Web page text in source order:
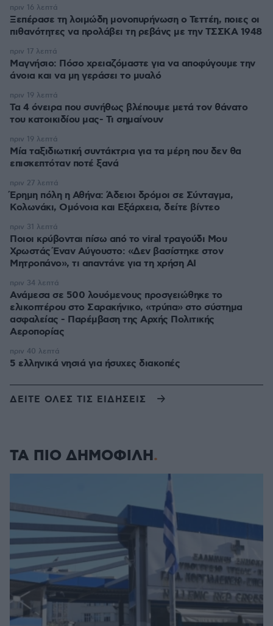
Ξεπέρασε τη λοιμώδη μονοπυρήνωση ο Τεττέη, ποιες οι
πιθανότητες να προλάβει τη ρεβάνς με την ΤΣΣΚΑ 1948
πριν 16 λεπτά
Μαγνήσιο: Πόσο χρειαζόμαστε για να αποφύγουμε την
άνοια και να μη γεράσει το μυαλό
πριν 17 λεπτά
Τα 4 όνειρα που συνήθως βλέπουμε μετά τον θάνατο
του κατοικιδίου μας- Τι σημαίνουν
πριν 19 λεπτά
Μία ταξιδιωτική συντάκτρια για τα μέρη που δεν θα
επισκεπτόταν ποτέ ξανά
πριν 19 λεπτά
Έρημη πόλη η Αθήνα: Άδειοι δρόμοι σε Σύνταγμα,
Κολωνάκι, Ομόνοια και Εξάρχεια, δείτε βίντεο
πριν 27 λεπτά
Ποιοι κρύβονται πίσω από το viral τραγούδι Μου
Χρωστάς Έναν Αύγουστο: «Δεν βασίστηκε στον
Μητροπάνο», τι απαντάνε για τη χρήση AI
πριν 31 λεπτά
Ανάμεσα σε 500 λουόμενους προσγειώθηκε το
ελικοπτέρου στο Σαρακήνικο, «τρύπα» στο σύστημα
ασφαλείας - Παρέμβαση της Αρχής Πολιτικής
Αεροπορίας
πριν 34 λεπτά
5 ελληνικά νησιά για ήσυχες διακοπές
πριν 40 λεπτά
ΔΕΙΤΕ ΟΛΕΣ ΤΙΣ ΕΙΔΗΣΕΙΣ
ΤΑ ΠΙΟ ΔΗΜΟΦΙΛΗ